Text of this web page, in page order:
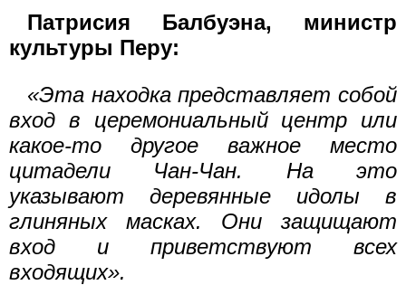
Патрисия Балбуэна, министр
культуры Перу:
«Эта находка представляет собой
вход в церемониальный центр или
какое-то другое важное место
цитадели Чан-Чан. На это
указывают деревянные идолы в
глиняных масках. Они защищают
вход и приветствуют всех
входящих».